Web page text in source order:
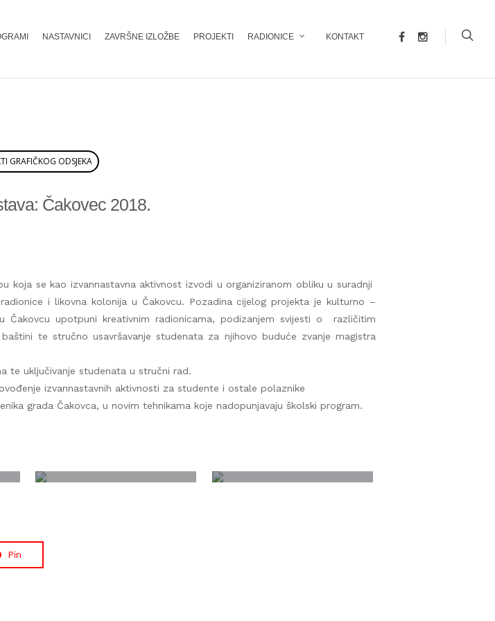
NASTAVNICI ZAVRŠNE IZLOŽBE PROJEKTI RADIONICE KONTAKT
GRAFIČKOG ODSJEKA
Čakovec 2018.
koja se kao izvannastavna aktivnost izvodi u organiziranom obliku u suradnji
i likovna kolonija u Čakovcu. Pozadina cijelog projekta je kulturno –
upotpuni kreativnim radionicama, podizanjem svijesti o različitim
te stručno usavršavanje studenata za njihovo buduće zvanje magistra
te uključivanje studenata u stručni rad.
izvannastavnih aktivnosti za studente i ostale polaznike
grada Čakovca, u novim tehnikama koje nadopunjavaju školski program.
Pin